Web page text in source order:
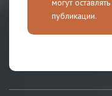
могут
публикации.